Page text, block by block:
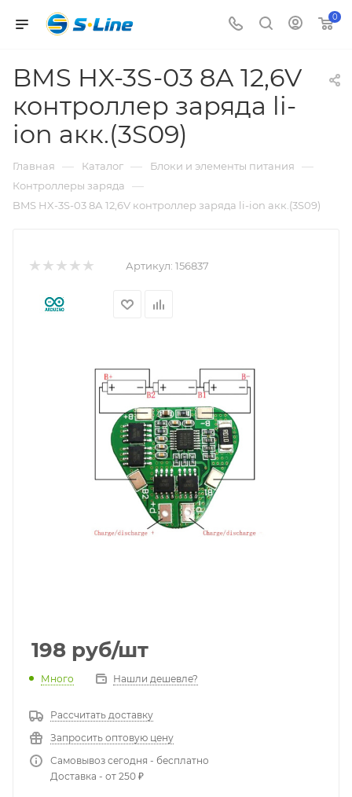
0
BMS HX-3S-03 8А 12,6V
контроллер заряда li-
ion акк.(3S09)
Главная — Каталог — Блоки и элементы питания —
Контроллеры заряда —
BMS HX-3S-03 8А 12,6V контроллер заряда li-ion акк.(3S09)
Артикул: 156837
198 руб/шт
Много Нашли дешевле?
Рассчитать доставку
Запросить оптовую цену
Самовывоз сегодня - бесплатно
Доставка - от 250 ₽